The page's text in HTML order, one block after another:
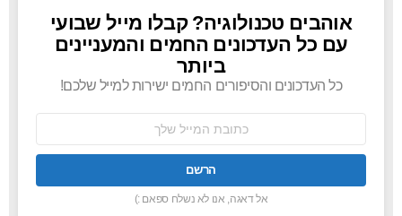
NEWSLETTER
אוהבים טכנולוגיה? קבלו מייל שבועי
עם כל העדכונים החמים והמעניינים
ביותר
כל העדכונים והסיפורים החמים ישירות למייל שלכם!
אל דאגה, אנו לא נשלח ספאם :)